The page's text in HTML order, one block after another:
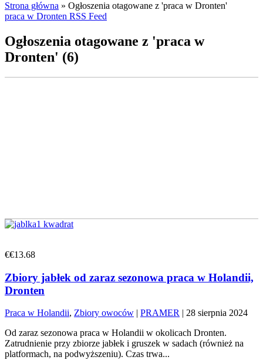
Strona główna » Ogłoszenia otagowane z 'praca w Dronten'
praca w Dronten RSS Feed
Ogłoszenia otagowane z 'praca w
Dronten' (6)
€€13.68
Zbiory jabłek od zaraz sezonowa praca w Holandii,
Dronten
Praca w Holandii, Zbiory owoców | PRAMER | 28 sierpnia 2024
Od zaraz sezonowa praca w Holandii w okolicach Dronten.
Zatrudnienie przy zbiorze jabłek i gruszek w sadach (również na
platformach, na podwyższeniu). Czas trwa...